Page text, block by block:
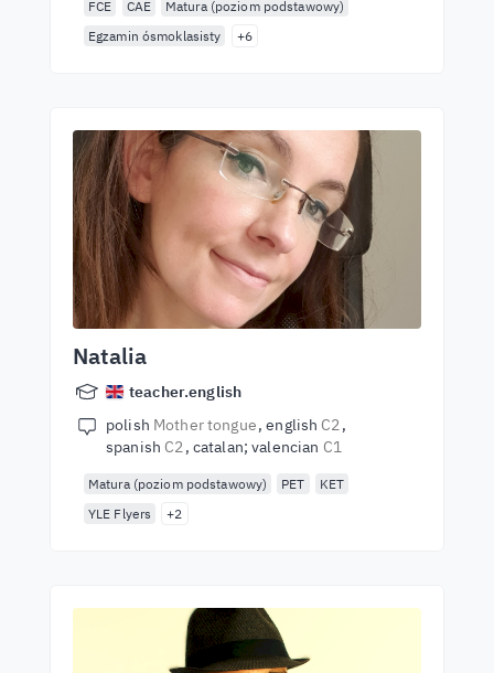
FCE CAE
Matura (poziom podstawowy)
Egzamin ósmoklasisty
+6
Natalia
teacher.english
polish Mother tongue english C2
spanish C2 catalan; valencian C1
Matura (poziom podstawowy) PET
KET
YLE Flyers
+2